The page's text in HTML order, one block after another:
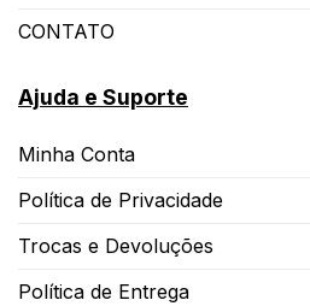
CONTATO
Ajuda e Suporte
Minha Conta
Política de Privacidade
Trocas e Devoluções
Política de Entrega